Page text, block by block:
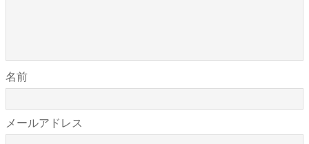
名前
メールアドレス